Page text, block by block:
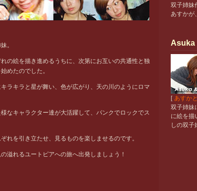
。
の絵を描き進めるうちに、次第にお互いの共通性と独
めたのでした。
ラキラと星が舞い、色が広がり、天の川のようにロマ
なキャラクター達が大活躍して、パンクでロックでス
れを引き立たせ、見るものを楽しませるのです。
溢れるユートピアへの旅へ出発しましょう！
双子姉妹
あすかが
Asuka
[ あすか
双子姉妹
に絵を描
しの双子